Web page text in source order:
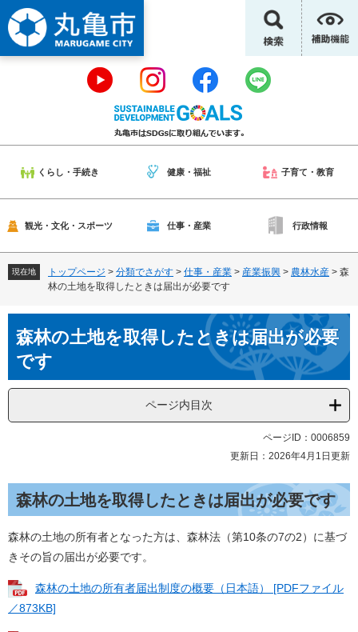
ー
ジ
の
。
ニ
ュ
ー
て
くらし・手続き 健康・福祉 子育て・教育
観光・文化・スポーツ 仕事・産業 行政情報
現在地 トップページ > 分類でさがす > 仕事・産業 > 産業振興 > 農林水産 > 森
林の土地を取得したときは届出が必要です
文森林の土地を取得したときは届出が必要
です
ページ内目次
ページID：0006859
更新日：2026年4月1日更新
​森林の土地を取得したときは届出が必要です
森林の土地の所有者となった方は、森林法（第10条の7の2）に基づ
きその旨の届出が必要です。
森林の土地の所有者届出制度の概要（日本語） [PDFファイル
／873KB]